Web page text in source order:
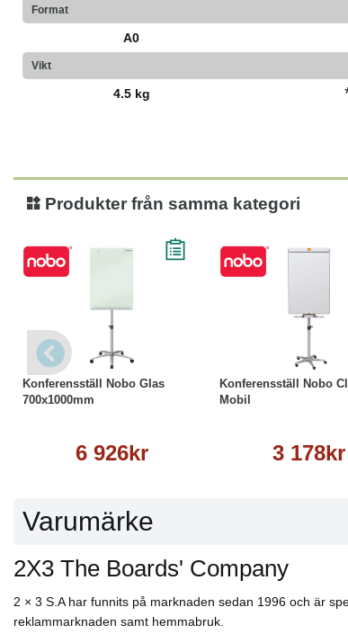
Format
A0
Vikt
4.5 kg
Produkter från samma kategori
Konferensställ Nobo Glas
700x1000mm
6 926kr
Köp
Konferensställ Nobo
Mobil
3 178kr
Varumärke
2X3 The Boards' Company
2 × 3 S.A har funnits på marknaden sedan 1996 och är
reklammarknaden samt hemmabruk.